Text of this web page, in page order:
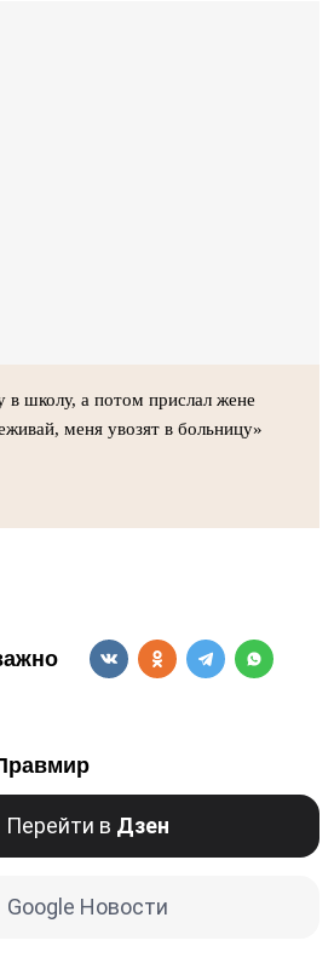
в школу, а потом прислал жене
меня увозят в больницу»
Перейти в Дзен
Google Новости